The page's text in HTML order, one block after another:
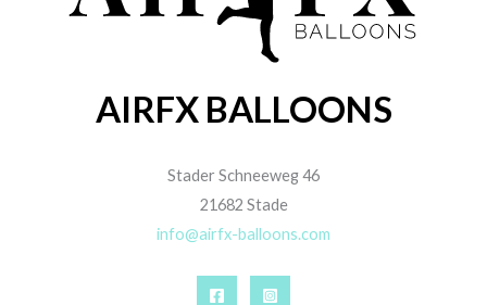
AIRFX BALLOONS
Stader Schneeweg 46
21682 Stade
info@airfx-balloons.com